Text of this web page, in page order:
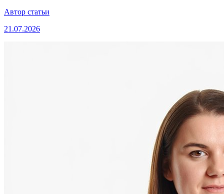
Автор статьи
21.07.2026